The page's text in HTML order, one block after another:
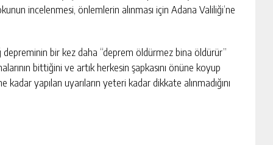
incelenmesi, önlemlerin alınması için Adana Valiliği’ne
depreminin bir kez daha “deprem öldürmez bina öldürür”
bittiğini ve artık herkesin şapkasını önüne koyup
yapılan uyarıların yeteri kadar dikkate alınmadığını